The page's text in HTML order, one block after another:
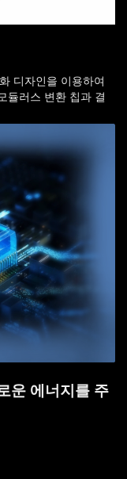
디자인을 이용하여
듈러스 변환 칩과 결
운 에너지를 주